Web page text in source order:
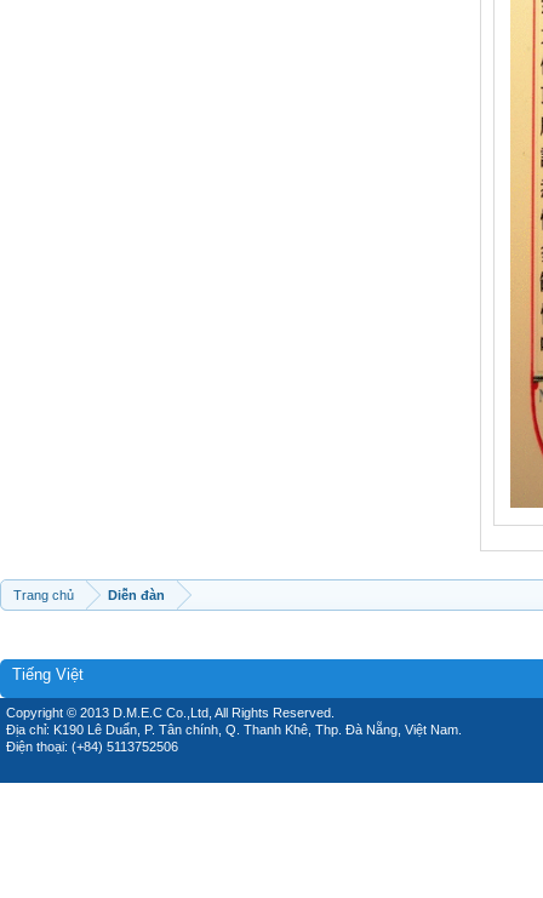
Trang chủ Diễn đàn
Tiếng Việt
Copyright © 2013 D.M.E.C Co.,Ltd, All Rights Reserved.
Địa chỉ: K190 Lê Duẩn, P. Tân chính, Q. Thanh Khê, Thp. Đà Nẵng, Việt Nam.
Điện thoại: (+84) 5113752506